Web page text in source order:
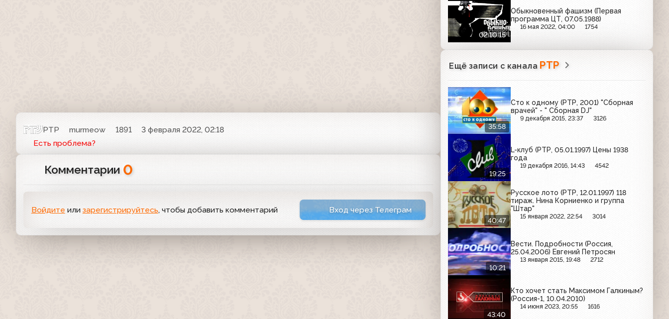
РТР murmeow 1891
3 февраля 2022, 02:18
Есть проблема?
Комментарии 0
Войдите или зарегистрируйтесь, чтобы добавить комментарий Вход через Телеграм
02:10:15
Обыкновенный фашизм (Первая
программа ЦТ, 07.05.1988)
16 мая 2022, 04:00 1754
Ещё записи с канала РТР
35:58
Сто к одному (РТР, 2001) "Сборная
врачей" - " Сборная DJ"
9 декабря 2015, 23:37 3126
19:25
L-клуб (РТР, 05.01.1997) Цены 1938
года
19 декабря 2016, 14:43 4542
40:47
Русское лото (РТР, 12.01.1997) 118
тираж. Нина Корниенко и группа
"Штар"
15 января 2022, 22:54 3014
10:21
Вести. Подробности (Россия,
25.04.2006) Евгений Петросян
13 января 2015, 19:48 2712
43:40
Кто хочет стать Максимом Галкиным?
(Россия-1, 10.04.2010)
14 июня 2023, 20:55 1616